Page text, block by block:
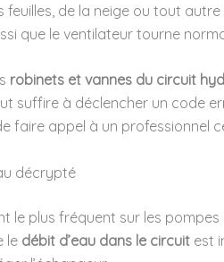
feuilles, de la neige ou tout
que le ventilateur tourne
robinets et vannes du circuit
suffire à déclencher un code
faire appel à un professionnel
décrypté
le plus fréquent sur les
le débit d’eau dans le circuit est